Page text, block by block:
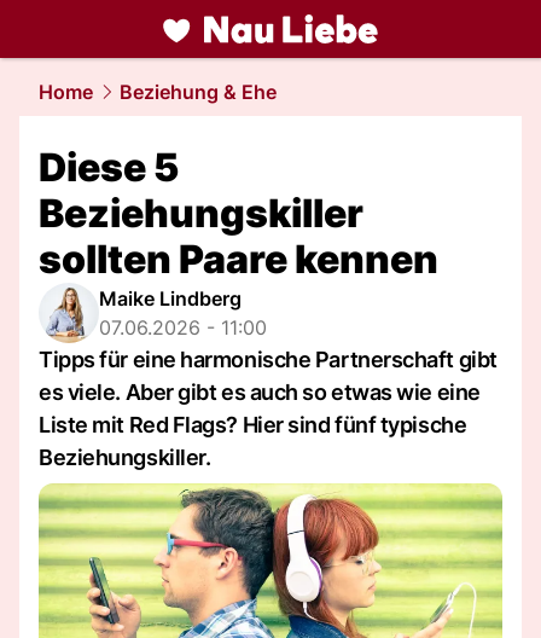
liebe.NAU.ch
Home Beziehung & Ehe
Diese 5
Beziehungskiller
sollten Paare kennen
Maike Lindberg
07.06.2026 - 11:00
Tipps für eine harmonische Partnerschaft gibt
es viele. Aber gibt es auch so etwas wie eine
Liste mit Red Flags? Hier sind fünf typische
Beziehungskiller.